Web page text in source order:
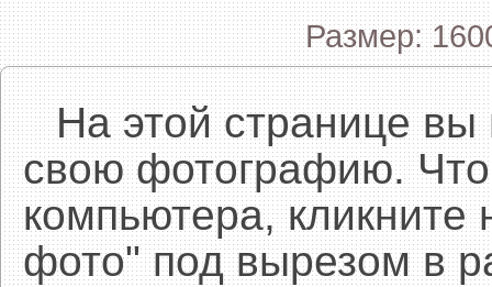
Размер:
На этой странице вы
свою фотографию.
компьютера, кликните
фото" под вырезом в